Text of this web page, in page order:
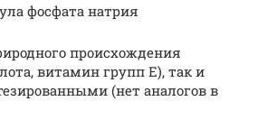
фосфата натрия
происхождения
витамин групп Е), так и
(нет аналогов в